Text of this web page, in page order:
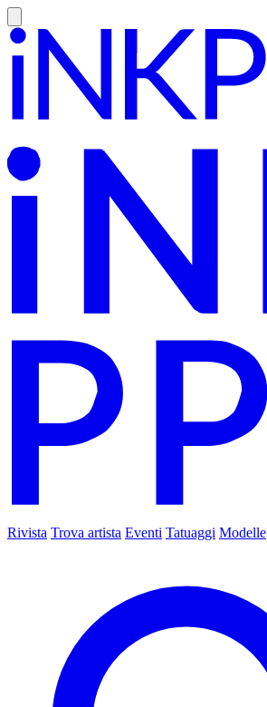
Rivista Trova artista Eventi Tatuaggi Modelle